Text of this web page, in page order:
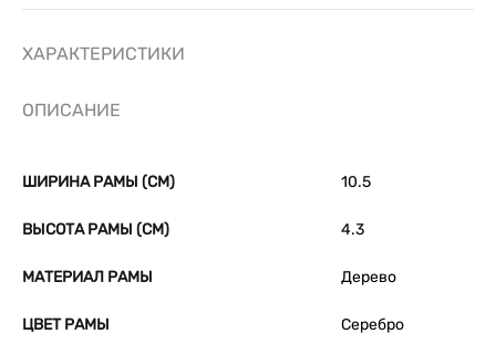
ХАРАКТЕРИСТИКИ
ОПИСАНИЕ
ШИРИНА РАМЫ (СМ) 10.5
ВЫСОТА РАМЫ (СМ) 4.3
МАТЕРИАЛ РАМЫ Дерево
ЦВЕТ РАМЫ Серебро